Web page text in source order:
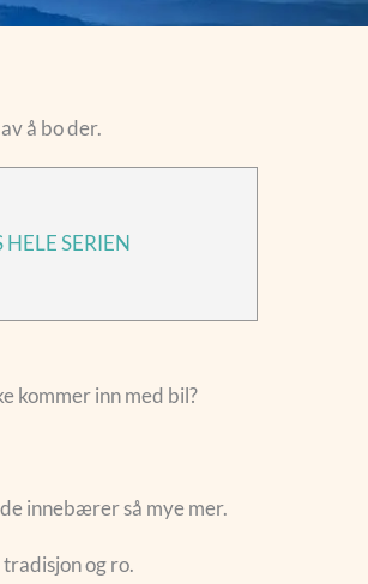
å bo der.
HELE SERIEN
kommer inn med bil?
innebærer så mye mer.
og ro.